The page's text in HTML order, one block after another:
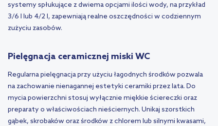
systemy spłukujące z dwiema opcjami ilości wody, na przykład
3/6 l lub 4/2 l, zapewniają realne oszczędności w codziennym
zużyciu zasobów.
Pielęgnacja ceramicznej miski WC
Regularna pielęgnacja przy użyciu łagodnych środków pozwala
na zachowanie nienagannej estetyki ceramiki przez lata. Do
mycia powierzchni stosuj wyłącznie miękkie ściereczki oraz
preparaty o właściwościach nieściernych. Unikaj szorstkich
gąbek, skrobaków oraz środków z chlorem lub silnymi kwasami,